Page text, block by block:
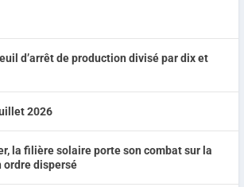
d’arrêt de production divisé par dix et
2026
la filière solaire porte son combat sur la
ordre dispersé